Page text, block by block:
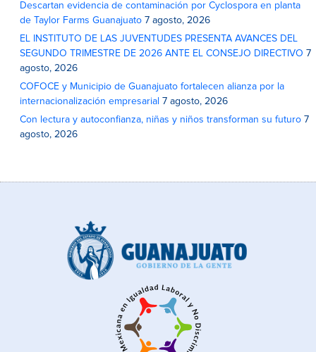
Descartan evidencia de contaminación por Cyclospora en planta
de Taylor Farms Guanajuato 7 agosto, 2026
EL INSTITUTO DE LAS JUVENTUDES PRESENTA AVANCES DEL
SEGUNDO TRIMESTRE DE 2026 ANTE EL CONSEJO DIRECTIVO 7
agosto, 2026
COFOCE y Municipio de Guanajuato fortalecen alianza por la
internacionalización empresarial 7 agosto, 2026
Con lectura y autoconfianza, niñas y niños transforman su futuro 7
agosto, 2026